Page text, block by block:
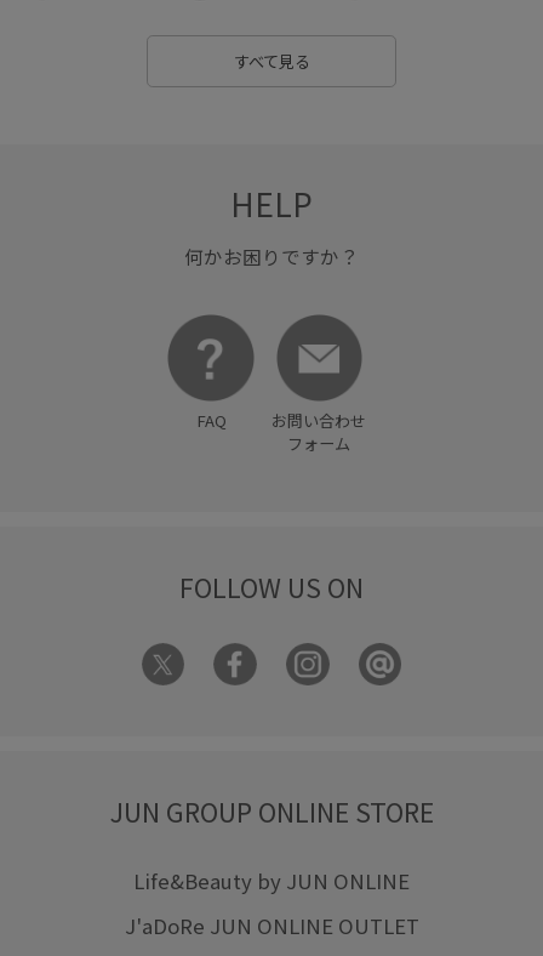
すべて見る
HELP
何かお困りですか？
FAQ
お問い合わせ
フォーム
FOLLOW US ON
JUN GROUP ONLINE STORE
Life&Beauty by JUN ONLINE
J'aDoRe JUN ONLINE OUTLET